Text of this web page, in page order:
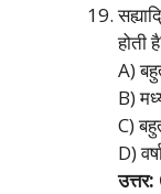
होती
A)
B)
C)
D)
उत्तर: